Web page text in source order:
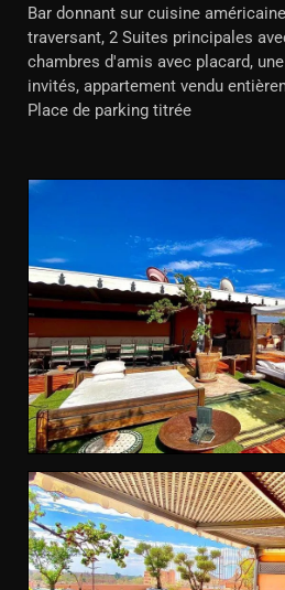
Bar donnant sur cuisine
traversant, 2 Suites principales
chambres d'amis avec placard,
invités, appartement vendu
Place de parking titrée